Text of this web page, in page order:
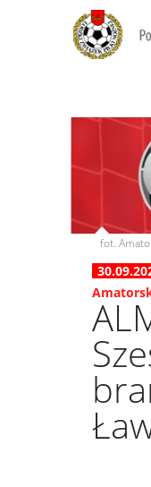
fot.